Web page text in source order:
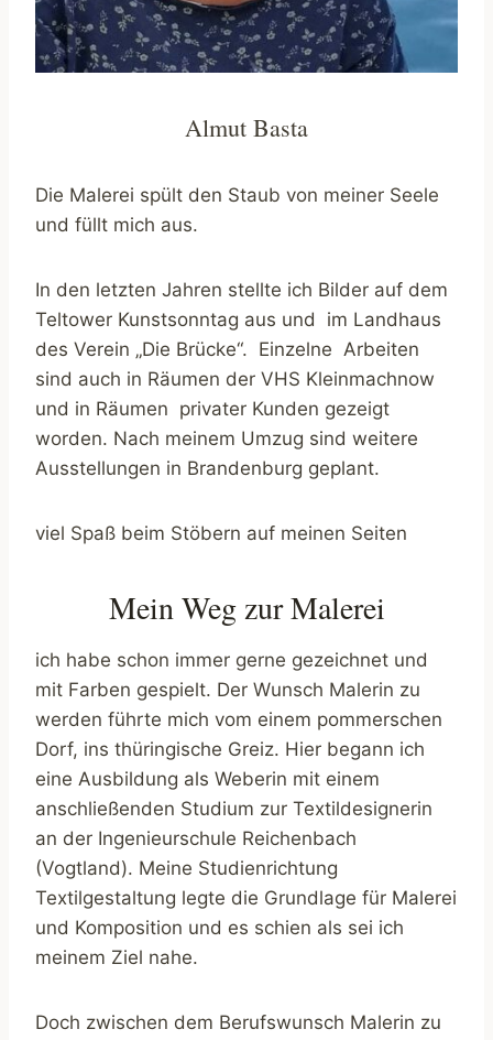
Almut Basta
Die Malerei spült den Staub von meiner Seele
und füllt mich aus.
In den letzten Jahren stellte ich Bilder auf dem
Teltower Kunstsonntag aus und im Landhaus
des Verein „Die Brücke“. Einzelne Arbeiten
sind auch in Räumen der VHS Kleinmachnow
und in Räumen privater Kunden gezeigt
worden. Nach meinem Umzug sind weitere
Ausstellungen in Brandenburg geplant.
viel Spaß beim Stöbern auf meinen Seiten
Mein Weg zur Malerei
ich habe schon immer gerne gezeichnet und
mit Farben gespielt. Der Wunsch Malerin zu
werden führte mich vom einem pommerschen
Dorf, ins thüringische Greiz. Hier begann ich
eine Ausbildung als Weberin mit einem
anschließenden Studium zur Textildesignerin
an der Ingenieurschule Reichenbach
(Vogtland). Meine Studienrichtung
Textilgestaltung legte die Grundlage für Malerei
und Komposition und es schien als sei ich
meinem Ziel nahe.
Doch zwischen dem Berufswunsch Malerin zu